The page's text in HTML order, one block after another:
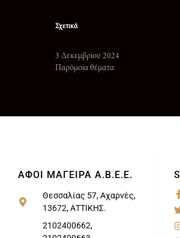
Σχετικά
3 Δεκεμβρίου 2024
Παρόμοια θέματα
ΑΦΟΙ ΜΑΓΕΙΡΑ Α.Β.Ε.Ε.
Θεσσαλίας 57, Αχαρνές,
13672, ΑΤΤΙΚΗΣ.
2102400662,